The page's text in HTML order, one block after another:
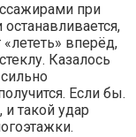
при
вперёд,
Казалось
Если бы.
и такой удар